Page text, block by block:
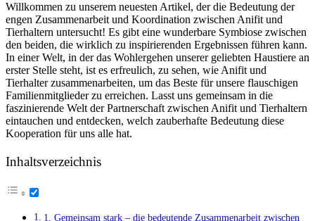
Willkommen zu ⁢unserem neuesten Artikel, der die Bedeutung der
engen Zusammenarbeit und Koordination‌ zwischen ⁢Anifit und
Tierhaltern untersucht! Es gibt eine wunderbare Symbiose zwischen
den beiden, die wirklich zu⁢ inspirierenden Ergebnissen führen ‍kann.
In einer Welt, in ‍der das Wohlergehen unserer geliebten Haustiere an
erster​ Stelle ⁣steht, ‍ist es ​erfreulich, zu sehen, wie Anifit und
Tierhalter zusammenarbeiten, um das Beste⁣ für unsere flauschigen
Familienmitglieder⁣ zu⁣ erreichen.‍ Lasst uns gemeinsam in die ​
faszinierende Welt⁢ der Partnerschaft​ zwischen Anifit und ⁤Tierhaltern
eintauchen und ​entdecken, welch zauberhafte ​Bedeutung diese
Kooperation für⁢ uns alle hat.
Inhaltsverzeichnis
1. Gemeinsam ​stark – die bedeutende Zusammenarbeit zwischen